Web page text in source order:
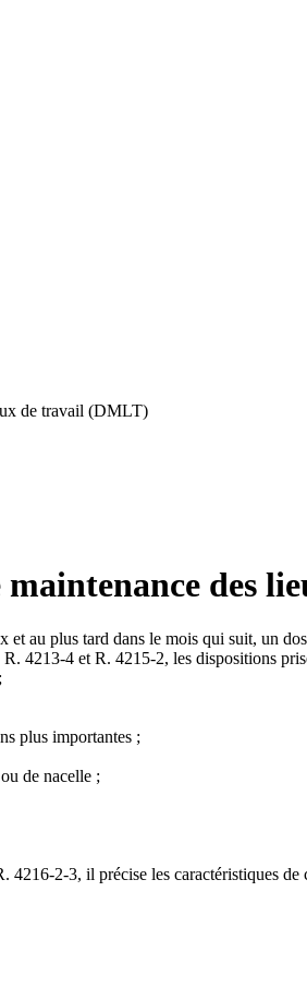
de travail (DMLT)
des
au plus tard dans le mois qui suit, un
4213-4 et R. 4215-2, les dispositions
plus importantes ;
de nacelle ;
2-3, il précise les caractéristiques de